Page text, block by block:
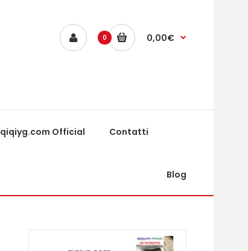
0 0,00€
qiqiyg.com Official Contatti
Blog